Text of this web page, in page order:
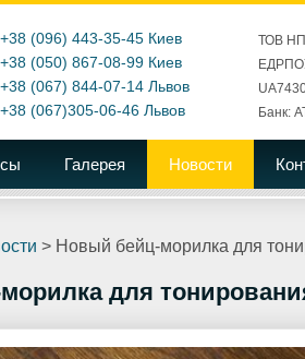
+38 (096) 443-35-45 Киев
+38 (050) 867-08-99 Киев
+38 (067) 844-07-14 Львов
+38 (067)305-06-46 Львов
ТОВ
Банк:
Галерея Новости
> Новый бейц-морилка для
для